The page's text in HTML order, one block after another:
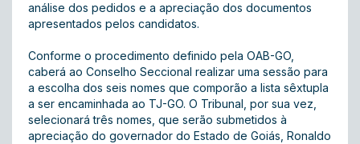
análise dos pedidos e a apreciação dos documentos
apresentados pelos candidatos.
Conforme o procedimento definido pela OAB-GO,
caberá ao Conselho Seccional realizar uma sessão para
a escolha dos seis nomes que comporão a lista sêxtupla
a ser encaminhada ao TJ-GO. O Tribunal, por sua vez,
selecionará três nomes, que serão submetidos à
apreciação do governador do Estado de Goiás, Ronaldo